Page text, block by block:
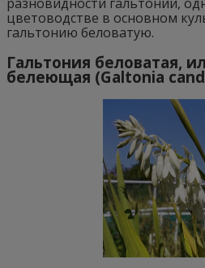
цветоводстве в основном
гальтонию беловатую.
Гальтония беловатая,
белеющая (Galtonia